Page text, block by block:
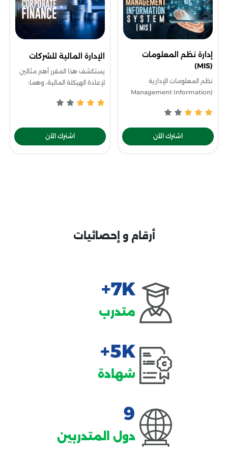
إدارة نظم المعلومات
(MIS)
نظم المعلومات الإدارية
(Management Information
تكنولوجي إداري حديث مهم في
تقنية المعلومات وال
اشترك الآن
الإدارة المالية للشركات
يستكشف هذا المقرر أهم مثالين
لإعادة الهيكلة المالية، وهما:
الممولة بالديون، فضلًا عن ضخ
إعادة هيكلة
اشترك الآن
أرقام و إحصائيات
+7K
متدرب
+5K
شهادة
9
دول المتدربين